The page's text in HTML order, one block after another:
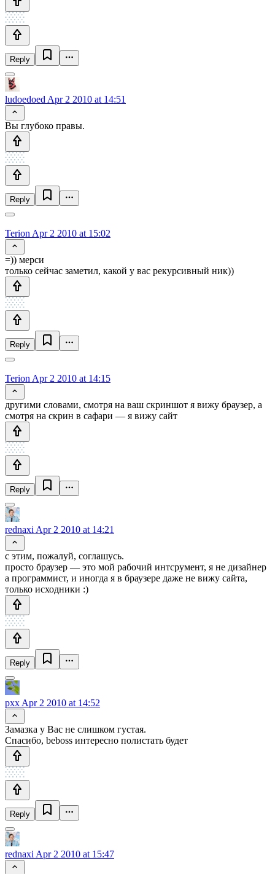
Reply
ludoedoed Apr 2 2010 at 14:51
Вы глубоко правы.
Reply
Terion Apr 2 2010 at 15:02
=)) мерси
только сейчас заметил, какой у вас рекурсивный ник))
Reply
Terion Apr 2 2010 at 14:15
другими словами, смотря на ваш скриншот я вижу браузер, а
смотря на скрин в сафари — я вижу сайт
Reply
rednaxi Apr 2 2010 at 14:21
с этим, пожалуй, соглашусь.
просто браузер — это мой рабочий интсрумент, я не дизайнер
а программист, и иногда я в браузере даже не вижу сайта,
только исходники :)
Reply
pxx Apr 2 2010 at 14:52
Замазка у Вас не слишком густая.
Спасибо, beboss интересно полистать будет
Reply
rednaxi Apr 2 2010 at 15:47